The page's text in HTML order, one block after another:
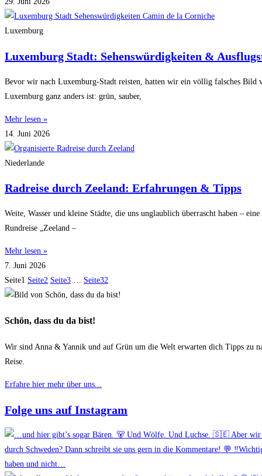
Luxemburg
Luxemburg Stadt: Sehenswürdigkeiten &
Bevor wir nach Luxemburg-Stadt reisten, hatten wir ein völlig falsches Bild
Luxemburg ganz anders ist: grün, sauber,
Mehr lesen »
14. Juni 2026
Niederlande
Radreise durch Zeeland: Erfahrungen & Tipps
Weite, Wasser und kleine Städte, die uns unglaublich überrascht haben –
Rundreise „Zeeland –
Mehr lesen »
7. Juni 2026
Seite1 Seite2 Seite3 Seite32
Schön, dass du da bist!
Wir sind Anna & Yannik und auf Grün um die Welt erwarten dich Tipps zu
Reise.
Erfahre hier mehr über uns...
Folge uns auf Instagram